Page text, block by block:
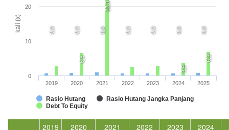
kali (x) 0,0 0,0 0,0 0,0 0,0 0,0 0,0
6,6
22,3
3,9
6,9
Rasio Hutang
Rasio Hutang Jangka Panjang
Debt To Equity
2019 2020 2021 2022 2023 2024 2025
0
10
20
2019 2020 2021 2022 2023 2024